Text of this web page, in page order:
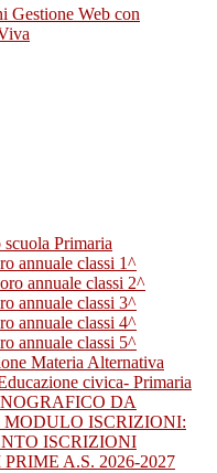
Gestione Web con
Primaria
annuale classi 1^
annuale classi 2^
annuale classi 3^
annuale classi 4^
annuale classi 5^
Materia Alternativa
civica- Primaria
DA
MODULO ISCRIZIONI:
ISCRIZIONI
A.S. 2026-2027